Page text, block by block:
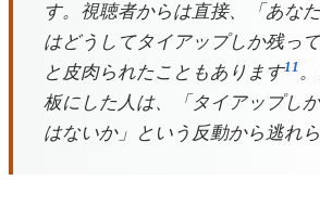
す。視聴者からは直接、「あな
はどうしてタイアップしか残っ
と皮肉られたこともあります11
板にした人は、「タイアップし
はないか」という反動から逃れら